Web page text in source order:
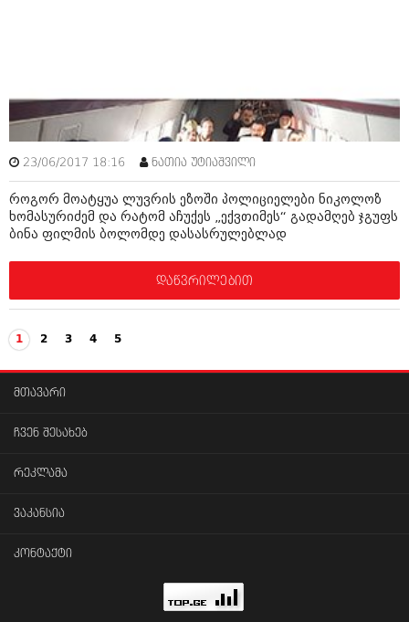
23/06/2017 18:16 ნათია უტიაშვილი
როგორ მოატყუა ლუვრის ეზოში პოლიციელები ნიკოლოზ
ხომასურიძემ და რატომ აჩუქეს „ექვთიმეს“ გადამღებ ჯგუფს
ბინა ფილმის ბოლომდე დასასრულებლად
დაწვრილებით
1 2 3 4 5
მთავარი
ჩვენ შესახებ
რეკლამა
ვაკანსია
კონტაქტი